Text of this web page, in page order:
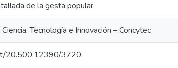
de la gesta popular.
Tecnología e Innovación – Concytec
20.500.12390/3720